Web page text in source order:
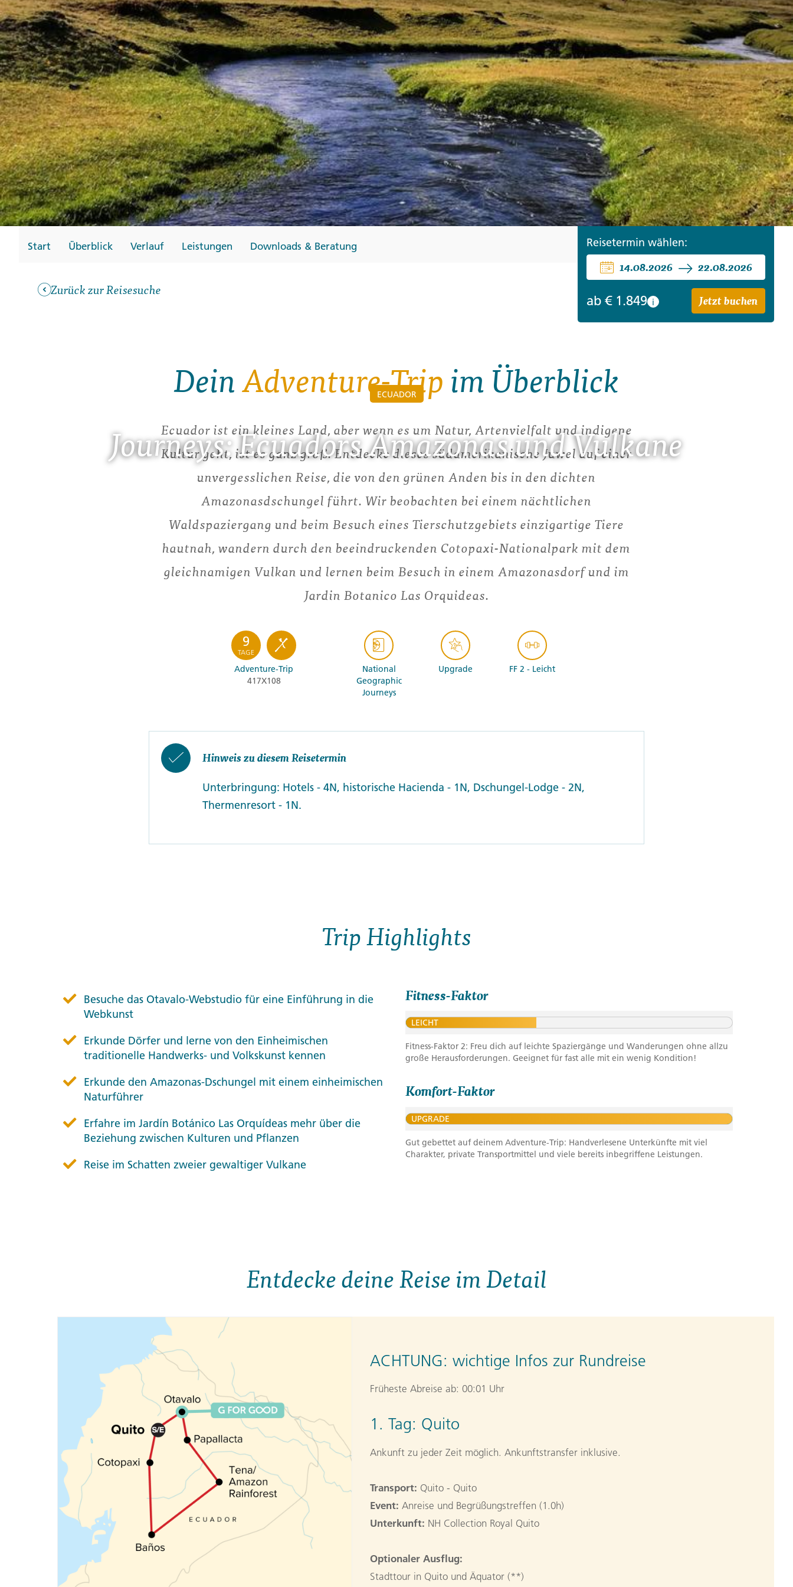
Montenegro
Zypern
→ Beratung+49 (0) 431 5446-0 Reisefinder öffnen
Gutscheine
Messen und Veranstaltungen
Notfallteam und
Krisenmanagement
→ Beratung+49 (0) 431 5446-0 Reisefinder öffnen
→ Beratung+49 (0) 431 5446-0 Reisefinder öffnen
ECUADOR
Journeys: Ecuadors Amazonas und Vulkane
Start Überblick Verlauf Leistungen Downloads & Beratung
Zurück zur Reisesuche
Reisetermin wählen:
14.08.2026 22.08.2026
ab € 1.849 i Jetzt buchen
DeinAdventure-Trip im Überblick
Ecuador ist ein kleines Land, aber wenn es um Natur, Artenvielfalt und indigene
Kultur geht, ist es ganz groß. Entdecke dieses südamerikanische Juwel auf einer
unvergesslichen Reise, die von den grünen Anden bis in den dichten
Amazonasdschungel führt. Wir beobachten bei einem nächtlichen
Waldspaziergang und beim Besuch eines Tierschutzgebiets einzigartige Tiere
hautnah, wandern durch den beeindruckenden Cotopaxi-Nationalpark mit dem
gleichnamigen Vulkan und lernen beim Besuch in einem Amazonasdorf und im
Jardin Botanico Las Orquideas.
9
TAGE
Adventure-Trip
417X108
National
Geographic
Journeys
Upgrade FF 2 - Leicht
Hinweis zu diesem Reisetermin
Unterbringung: Hotels - 4N, historische Hacienda - 1N, Dschungel-Lodge - 2N,
Thermenresort - 1N.
Trip Highlights
Besuche das Otavalo-Webstudio für eine Einführung in die
Webkunst
Erkunde Dörfer und lerne von den Einheimischen
traditionelle Handwerks- und Volkskunst kennen
Erkunde den Amazonas-Dschungel mit einem einheimischen
Naturführer
Erfahre im Jardín Botánico Las Orquídeas mehr über die
Beziehung zwischen Kulturen und Pflanzen
Reise im Schatten zweier gewaltiger Vulkane
Fitness-Faktor
LEICHT
Fitness-Faktor 2: Freu dich auf leichte Spaziergänge und Wanderungen ohne allzu
große Herausforderungen. Geeignet für fast alle mit ein wenig Kondition!
Komfort-Faktor
UPGRADE
Gut gebettet auf deinem Adventure-Trip: Handverlesene Unterkünfte mit viel
Charakter, private Transportmittel und viele bereits inbegriffene Leistungen.
Entdecke deine Reise im Detail
ACHTUNG: wichtige Infos zur Rundreise
Früheste Abreise ab: 00:01 Uhr
1. Tag: Quito
Ankunft zu jeder Zeit möglich. Ankunftstransfer inklusive.
Transport: Quito - Quito
Event: Anreise und Begrüßungstreffen (1.0h)
Unterkunft: NH Collection Royal Quito
Optionaler Ausflug:
Stadttour in Quito und Äquator (**)